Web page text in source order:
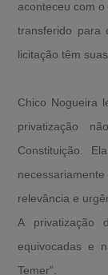
aconteceu com
transferido para
licitação têm
Chico Nogueira
privatização
Constituição.
relevância e
A privatização
equivocadas e
Temer”.